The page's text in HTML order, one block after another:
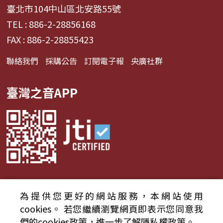
臺北市104中山區北安路55號
TEL : 886-2-28856168
FAX : 886-2-28855423
聯絡我們 採購公告 訂閱電子報 央廣社群
臺灣之音APP
© 2024財團法人中央廣播電臺 版權所有
為提供您更好的網站服務，本網站使用
cookies。 若您繼續瀏覽網頁即表示您同意我